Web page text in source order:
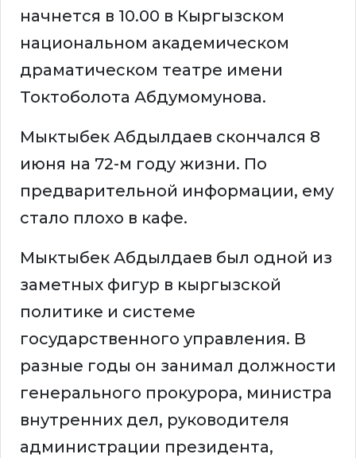
начнется в 10.00 в Кыргызском
национальном академическом
драматическом театре имени
Токтоболота Абдумомунова.
Мыктыбек Абдылдаев скончался 8
июня на 72-м году жизни. По
предварительной информации, ему
стало плохо в кафе.
Мыктыбек Абдылдаев был одной из
заметных фигур в кыргызской
политике и системе
государственного управления. В
разные годы он занимал должности
генерального прокурора, министра
внутренних дел, руководителя
администрации президента,